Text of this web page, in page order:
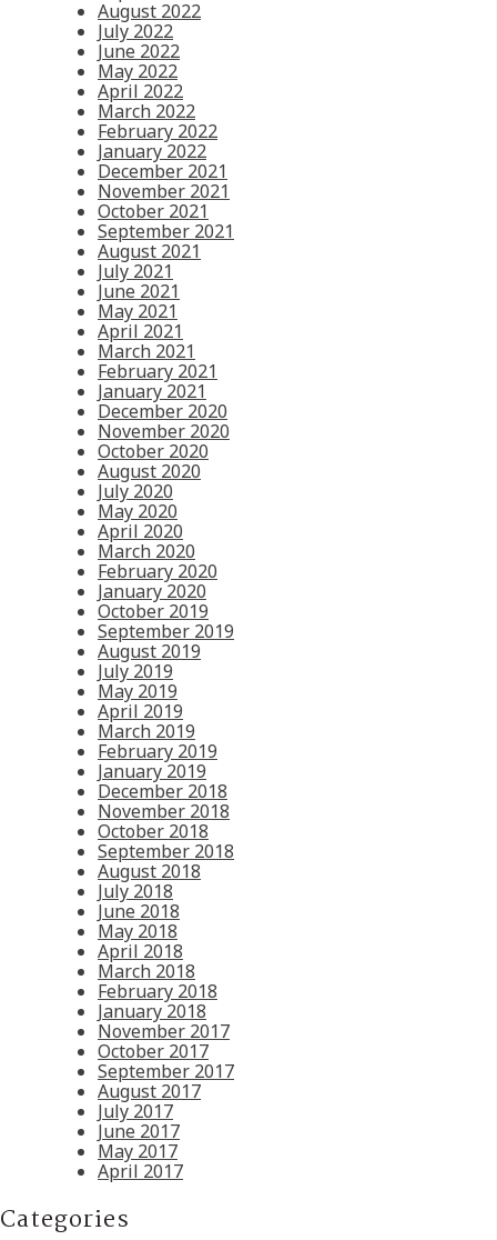
August 2022
July 2022
June 2022
May 2022
April 2022
March 2022
February 2022
January 2022
December 2021
November 2021
October 2021
September 2021
August 2021
July 2021
June 2021
May 2021
April 2021
March 2021
February 2021
January 2021
December 2020
November 2020
October 2020
August 2020
July 2020
May 2020
April 2020
March 2020
February 2020
January 2020
October 2019
September 2019
August 2019
July 2019
May 2019
April 2019
March 2019
February 2019
January 2019
December 2018
November 2018
October 2018
September 2018
August 2018
July 2018
June 2018
May 2018
April 2018
March 2018
February 2018
January 2018
November 2017
October 2017
September 2017
August 2017
July 2017
June 2017
May 2017
April 2017
Categories